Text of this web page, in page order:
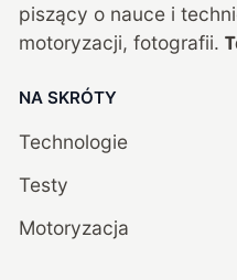
piszący o nauce i
motoryzacji, fotografii.
NA SKRÓTY
Technologie
Testy
Motoryzacja